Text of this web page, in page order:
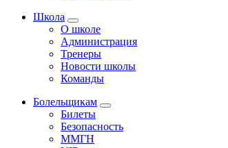
Школа
О школе
Администрация
Тренеры
Новости школы
Команды
Болельщикам
Билеты
Безопасность
ММГН